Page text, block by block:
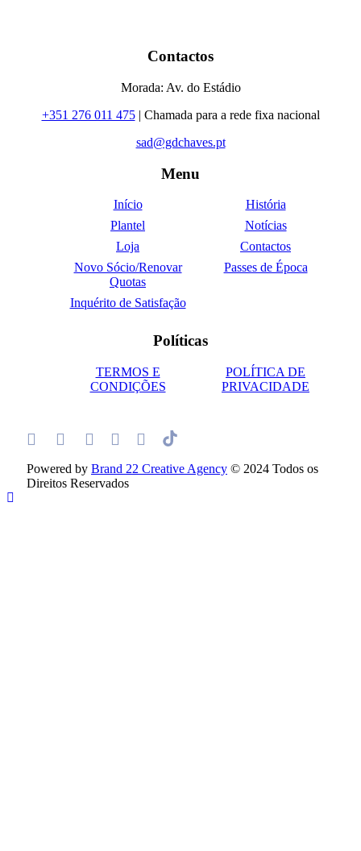
Contactos
Morada: Av. do Estádio
+351 276 011 475| Chamada para a rede fixa nacional
sad@gdchaves.pt
Menu
Início
História
Plantel
Notícias
Loja
Contactos
Novo Sócio/Renovar
Quotas
Passes de Época
Inquérito de Satisfação
Políticas
TERMOS E
CONDIÇÕES
POLÍTICA DE
PRIVACIDADE
Powered by Brand 22 Creative Agency © 2024 Todos os
Direitos Reservados